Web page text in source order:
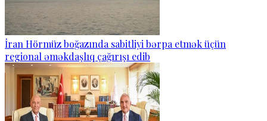
İran Hörmüz boğazında sabitliyi bərpa etmək üçün
regional əməkdaşlıq çağırışı edib